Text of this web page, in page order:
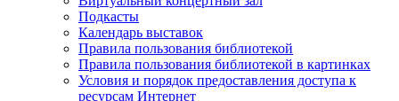
Подкасты
Календарь выставок
Правила пользования библиотекой
Правила пользования библиотекой в картинках
Условия и порядок предоставления доступа к
ресурсам Интернет